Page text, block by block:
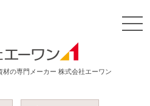
の専門メーカー 株式会社エーワン